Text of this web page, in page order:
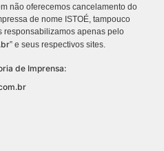
não oferecemos cancelamento do
de nome ISTOÉ, tampouco
responsabilizamos apenas pelo
” e seus respectivos sites.
de Imprensa: